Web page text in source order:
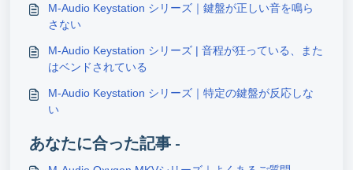
M-Audio Keystation シリーズ｜鍵盤が正しい音を鳴ら
さない
M-Audio Keystation シリーズ | 音程が狂っている、また
はベンドされている
M-Audio Keystation シリーズ｜特定の鍵盤が反応しな
い
あなたに合った記事 -